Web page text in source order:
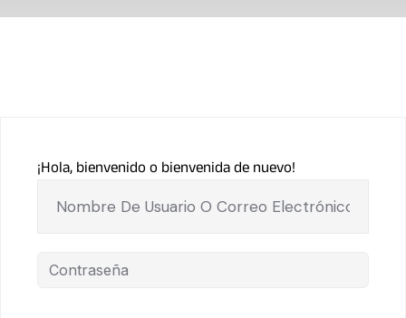
¡Hola, bienvenido o bienvenida de nuevo!